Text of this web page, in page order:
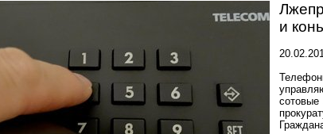
и
сотовые